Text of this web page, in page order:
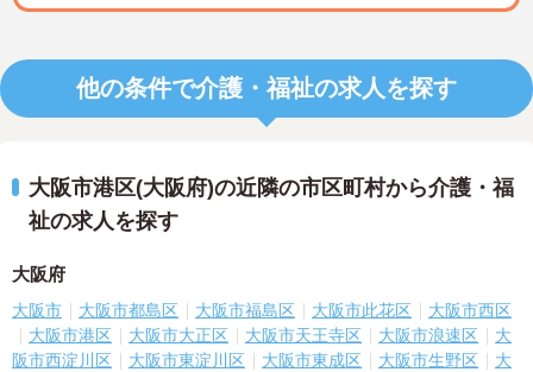
他の条件で介護・福祉の求人を探す
大阪市港区(大阪府)の近隣の市区町村から介護・福
祉の求人を探す
大阪府
大阪市 大阪市都島区 大阪市福島区 大阪市此花区
大阪市西区
大阪市港区
大阪市大正区 大阪市天王寺区 大阪市浪速区
大
阪市西淀川区
大阪市東淀川区 大阪市東成区 大阪市生野区
大